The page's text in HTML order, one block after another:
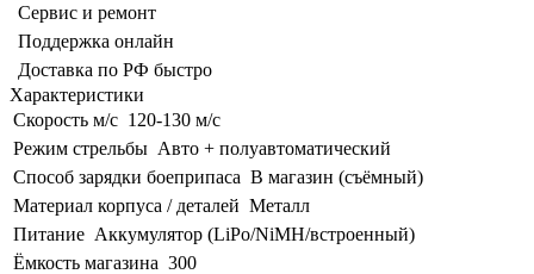
Сервис и ремонт
Поддержка онлайн
Доставка по РФ быстро
Характеристики
Скорость м/с 120-130 м/с
Режим стрельбы Авто + полуавтоматический
Способ зарядки боеприпаса В магазин (съёмный)
Материал корпуса / деталей Металл
Питание Аккумулятор (LiPo/NiMH/встроенный)
Ёмкость магазина 300